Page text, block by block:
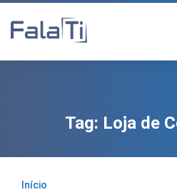
Tag: Loja de
Início